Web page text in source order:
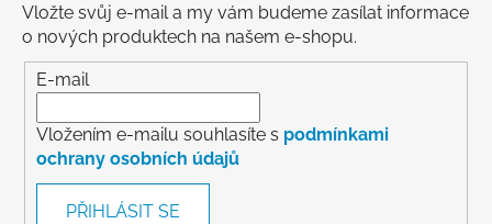
Vložte svůj e-mail a my vám budeme zasílat informace
o nových produktech na našem e-shopu.
E-mail
Vložením e-mailu souhlasíte s podmínkami
ochrany osobních údajů
PŘIHLÁSIT SE